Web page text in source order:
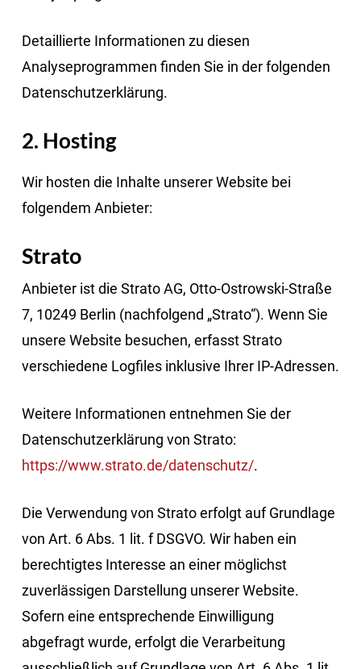
Detaillierte Informationen zu diesen
Analyseprogrammen finden Sie in der folgenden
Datenschutzerklärung.
2. Hosting
Wir hosten die Inhalte unserer Website bei
folgendem Anbieter:
Strato
Anbieter ist die Strato AG, Otto-Ostrowski-Straße
7, 10249 Berlin (nachfolgend „Strato“). Wenn Sie
unsere Website besuchen, erfasst Strato
verschiedene Logfiles inklusive Ihrer IP-Adressen.
Weitere Informationen entnehmen Sie der
Datenschutzerklärung von Strato:
https://www.strato.de/datenschutz/.
Die Verwendung von Strato erfolgt auf Grundlage
von Art. 6 Abs. 1 lit. f DSGVO. Wir haben ein
berechtigtes Interesse an einer möglichst
zuverlässigen Darstellung unserer Website.
Sofern eine entsprechende Einwilligung
abgefragt wurde, erfolgt die Verarbeitung